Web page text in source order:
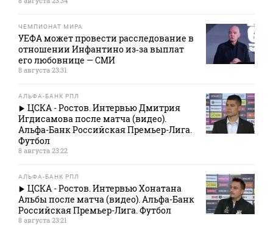
ЧЕМПИОНАТ МИРА
УЕФА может провести расследование в
отношении Инфантино из‑за выплат
его любовнице — СМИ
8 августа 23:31
АЛЬФА-БАНК РПЛ
ЦСКА - Ростов. Интервью Дмитрия
Игдисамова после матча (видео).
Альфа-Банк Российская Премьер-Лига.
Футбол
8 августа 23:22
АЛЬФА-БАНК РПЛ
ЦСКА - Ростов. Интервью Хонатана
Альбы после матча (видео). Альфа-Банк
Российская Премьер-Лига. Футбол
8 августа 23:21